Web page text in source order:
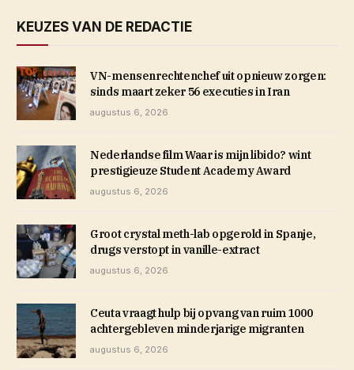
KEUZES VAN DE REDACTIE
VN-mensenrechtenchef uit opnieuw zorgen:
sinds maart zeker 56 executies in Iran
augustus 6, 2026
Nederlandse film Waar is mijn libido? wint
prestigieuze Student Academy Award
augustus 6, 2026
Groot crystal meth-lab opgerold in Spanje,
drugs verstopt in vanille-extract
augustus 6, 2026
Ceuta vraagt hulp bij opvang van ruim 1000
achtergebleven minderjarige migranten
augustus 6, 2026